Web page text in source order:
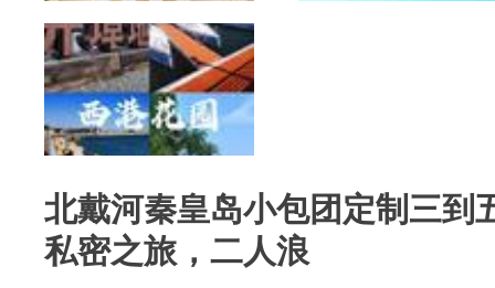
北戴河秦皇岛小包团定制三到
私密之旅，二人浪